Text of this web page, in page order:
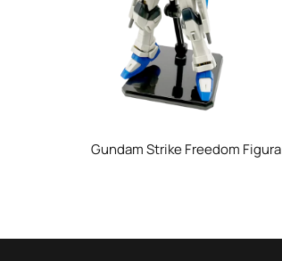
Gundam Strike Freedom Figura